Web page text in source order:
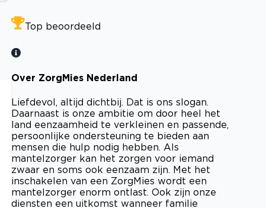
Top beoordeeld
Over ZorgMies Nederland
Liefdevol, altijd dichtbij. Dat is ons slogan.
Daarnaast is onze ambitie om door heel het
land eenzaamheid te verkleinen en passende,
persoonlijke ondersteuning te bieden aan
mensen die hulp nodig hebben. Als
mantelzorger kan het zorgen voor iemand
zwaar en soms ook eenzaam zijn. Met het
inschakelen van een ZorgMies wordt een
mantelzorger enorm ontlast. Ook zijn onze
diensten een uitkomst wanneer familie